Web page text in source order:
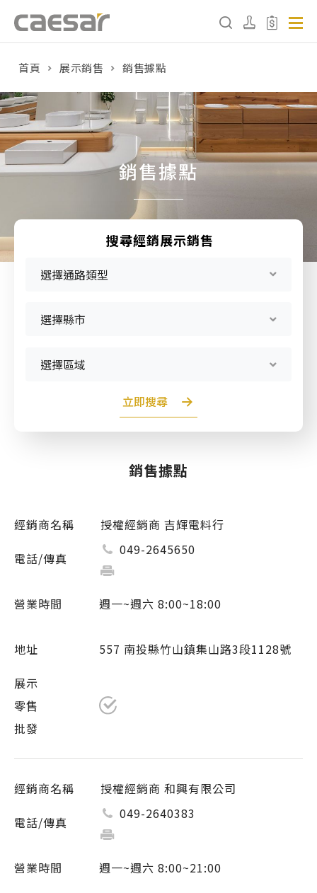
產品分類
請選擇產品
已下架商品
產品型號查詢
已下架商品
首頁 展示銷售 銷售據點
銷售據點
搜尋經銷展示銷售
選擇通路類型
選擇縣市
選擇區域
立即搜尋
銷售據點
授權經銷商 吉輝電料行
049-2645650
週一~週六 8:00~18:00
557 南投縣竹山鎮集山路3段1128號
授權經銷商 和興有限公司
049-2640383
週一~週六 8:00~21:00